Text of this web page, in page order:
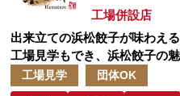
工場併設店
出来立ての浜松餃子が味わえる
工場見学もでき、浜松餃子の
工場見学 団体OK